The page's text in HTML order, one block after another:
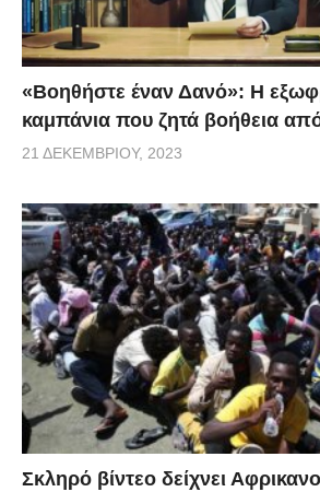
«Βοηθήστε έναν Δανό»: H
καμπάνια που ζητά βοήθεια
21 ΔΕΚΕΜΒΡΊΟΥ, 2023
Σκληρό βίντεο δείχνει